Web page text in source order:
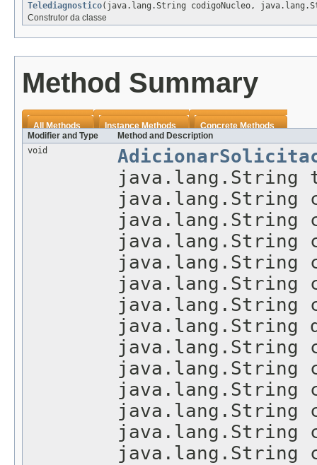
Telediagnostico(java.lang.String codigoNucleo,
Construtor da classe
Method Summary
All Methods Instance Methods
Concrete Methods
Modifier and Type
Method and Description
void
java.lang.String
java.lang.String
java.lang.String
java.lang.String
java.lang.String
java.lang.String
java.lang.String
java.lang.String
java.lang.String
java.lang.String
java.lang.String
java.lang.String
java.lang.String
java.lang.String